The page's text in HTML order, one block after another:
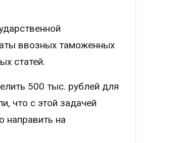
ввозных таможенных
статей.
500 тыс. рублей для
что с этой задачей
направить на